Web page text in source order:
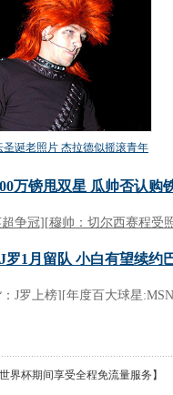
杯期间享受全程免流量服务】